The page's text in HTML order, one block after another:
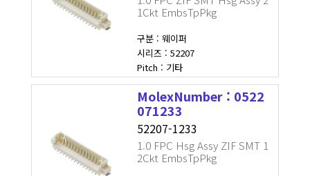
1Ckt EmbsTpPkg
구분 : 웨이퍼
시리즈 : 52207
Pitch : 기타
MolexNumber : 0522
071233
52207-1233
1.0 FPC Hsg Assy ZIF SMT 1
2Ckt EmbsTpPkg